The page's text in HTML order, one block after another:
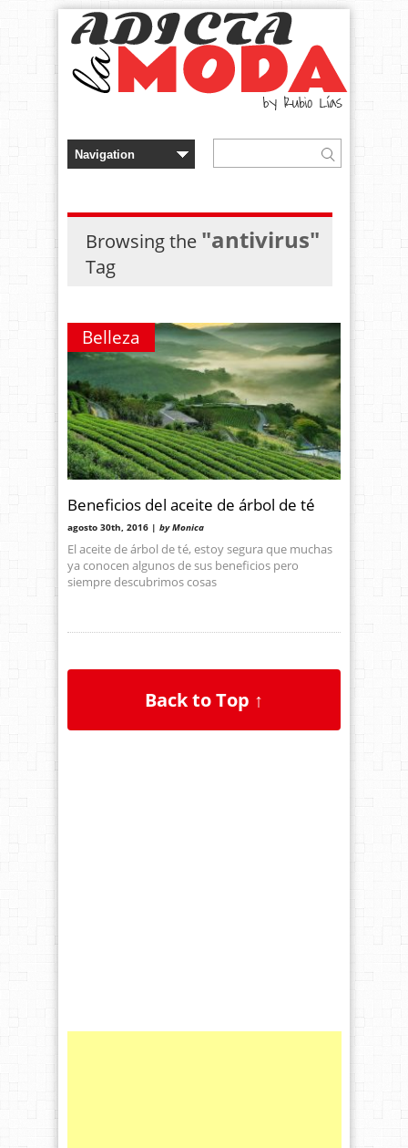
Browsing the "antivirus"
Tag
Belleza
Beneficios del aceite de árbol de té
agosto 30th, 2016 | by Monica
El aceite de árbol de té, estoy segura que muchas
ya conocen algunos de sus beneficios pero
siempre descubrimos cosas
Back to Top ↑